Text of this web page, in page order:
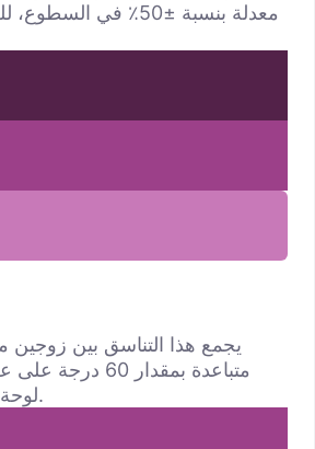
معدلة بنسبة ±50٪ في
يجمع هذا التناسق بين زوجين
متباعدة بمقدار 60
لوحة ديناميكية ومتوازنة.